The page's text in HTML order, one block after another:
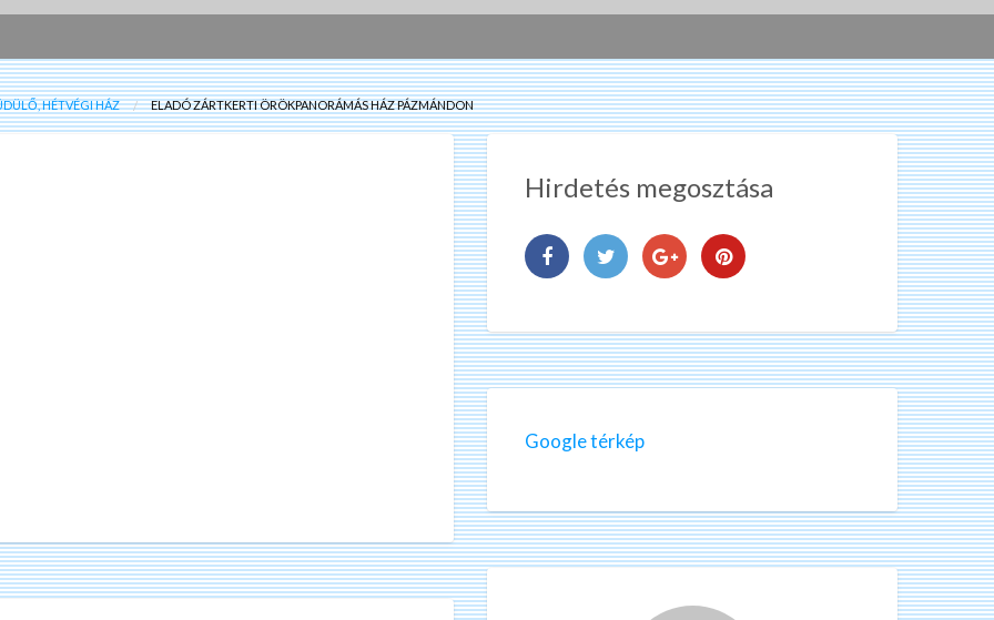
HÉTVÉGI HÁZ ELADÓ ZÁRTKERTI ÖRÖKPANORÁMÁS HÁZ PÁZMÁNDON
Hirdetés megosztása
Google térkép